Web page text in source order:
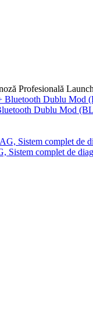
Profesională
Dublu Mod
complet de